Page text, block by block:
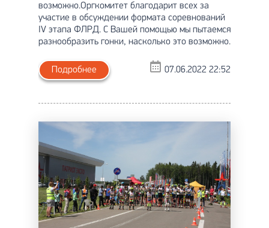
возможно.Оргкомитет благодарит всех за
участие в обсуждении формата соревнований
IV этапа ФЛРД. С Вашей помощью мы пытаемся
разнообразить гонки, насколько это возможно.
Подробнее 07.06.2022 22:52